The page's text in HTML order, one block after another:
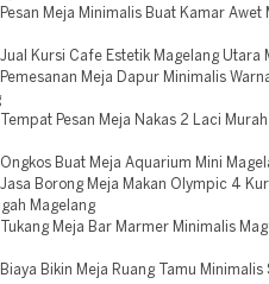
Meja Minimalis Buat Kamar Awet
Kursi Cafe Estetik Magelang Utara
Meja Dapur Minimalis
Pesan Meja Nakas 2 Laci
Buat Meja Aquarium Mini
Borong Meja Makan Olympic 4
Magelang
Meja Bar Marmer Minimalis
Bikin Meja Ruang Tamu Minimalis